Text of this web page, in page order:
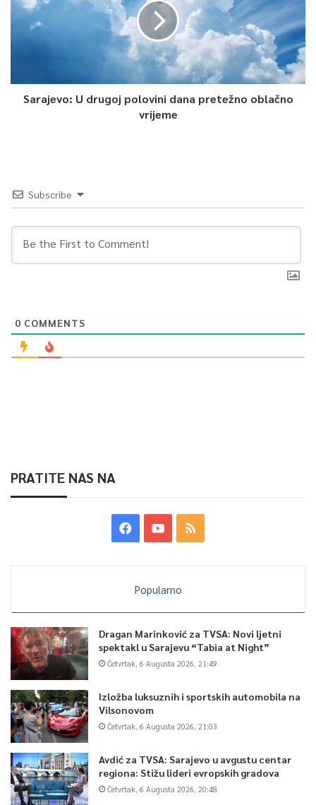
Sarajevo: U drugoj polovini dana pretežno oblačno
vrijeme
Subscribe
0 COMMENTS
PRATITE NAS NA
Popularno
Dragan Marinković za TVSA: Novi ljetni
spektakl u Sarajevu “Tabia at Night”
Četvrtak, 6 Augusta 2026, 21:49
Izložba luksuznih i sportskih automobila na
Vilsonovom
Četvrtak, 6 Augusta 2026, 21:03
Avdić za TVSA: Sarajevo u avgustu centar
regiona: Stižu lideri evropskih gradova
Četvrtak, 6 Augusta 2026, 20:48